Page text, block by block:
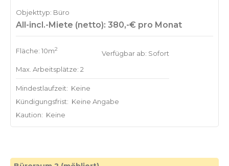
Objekttyp: Büro
All-incl.-Miete (netto): 380,-€ pro Monat
Fläche: 10m2
Max. Arbeitsplätze: 2
Verfügbar ab: Sofort
Mindestlaufzeit: Keine
Kündigungsfrist: Keine Angabe
Kaution: Keine